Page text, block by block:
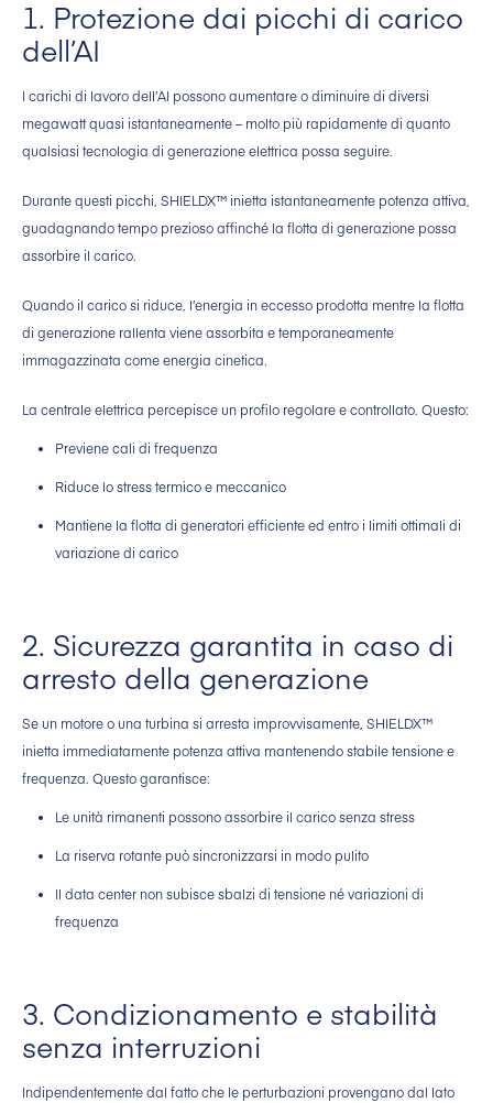
1. Protezione dai picchi di carico
dell’AI
I carichi di lavoro dell’AI possono aumentare o diminuire di diversi
megawatt quasi istantaneamente – molto più rapidamente di quanto
qualsiasi tecnologia di generazione elettrica possa seguire.
Durante questi picchi, SHIELDX™ inietta istantaneamente potenza attiva,
guadagnando tempo prezioso affinché la flotta di generazione possa
assorbire il carico.
Quando il carico si riduce, l’energia in eccesso prodotta mentre la flotta
di generazione rallenta viene assorbita e temporaneamente
immagazzinata come energia cinetica.
La centrale elettrica percepisce un profilo regolare e controllato. Questo:
Previene cali di frequenza
Riduce lo stress termico e meccanico
Mantiene la flotta di generatori efficiente ed entro i limiti ottimali di
variazione di carico
2. Sicurezza garantita in caso di
arresto della generazione
Se un motore o una turbina si arresta improvvisamente, SHIELDX™
inietta immediatamente potenza attiva mantenendo stabile tensione e
frequenza. Questo garantisce:
Le unità rimanenti possono assorbire il carico senza stress
La riserva rotante può sincronizzarsi in modo pulito
Il data center non subisce sbalzi di tensione né variazioni di
frequenza
3. Condizionamento e stabilità
senza interruzioni
Indipendentemente dal fatto che le perturbazioni provengano dal lato